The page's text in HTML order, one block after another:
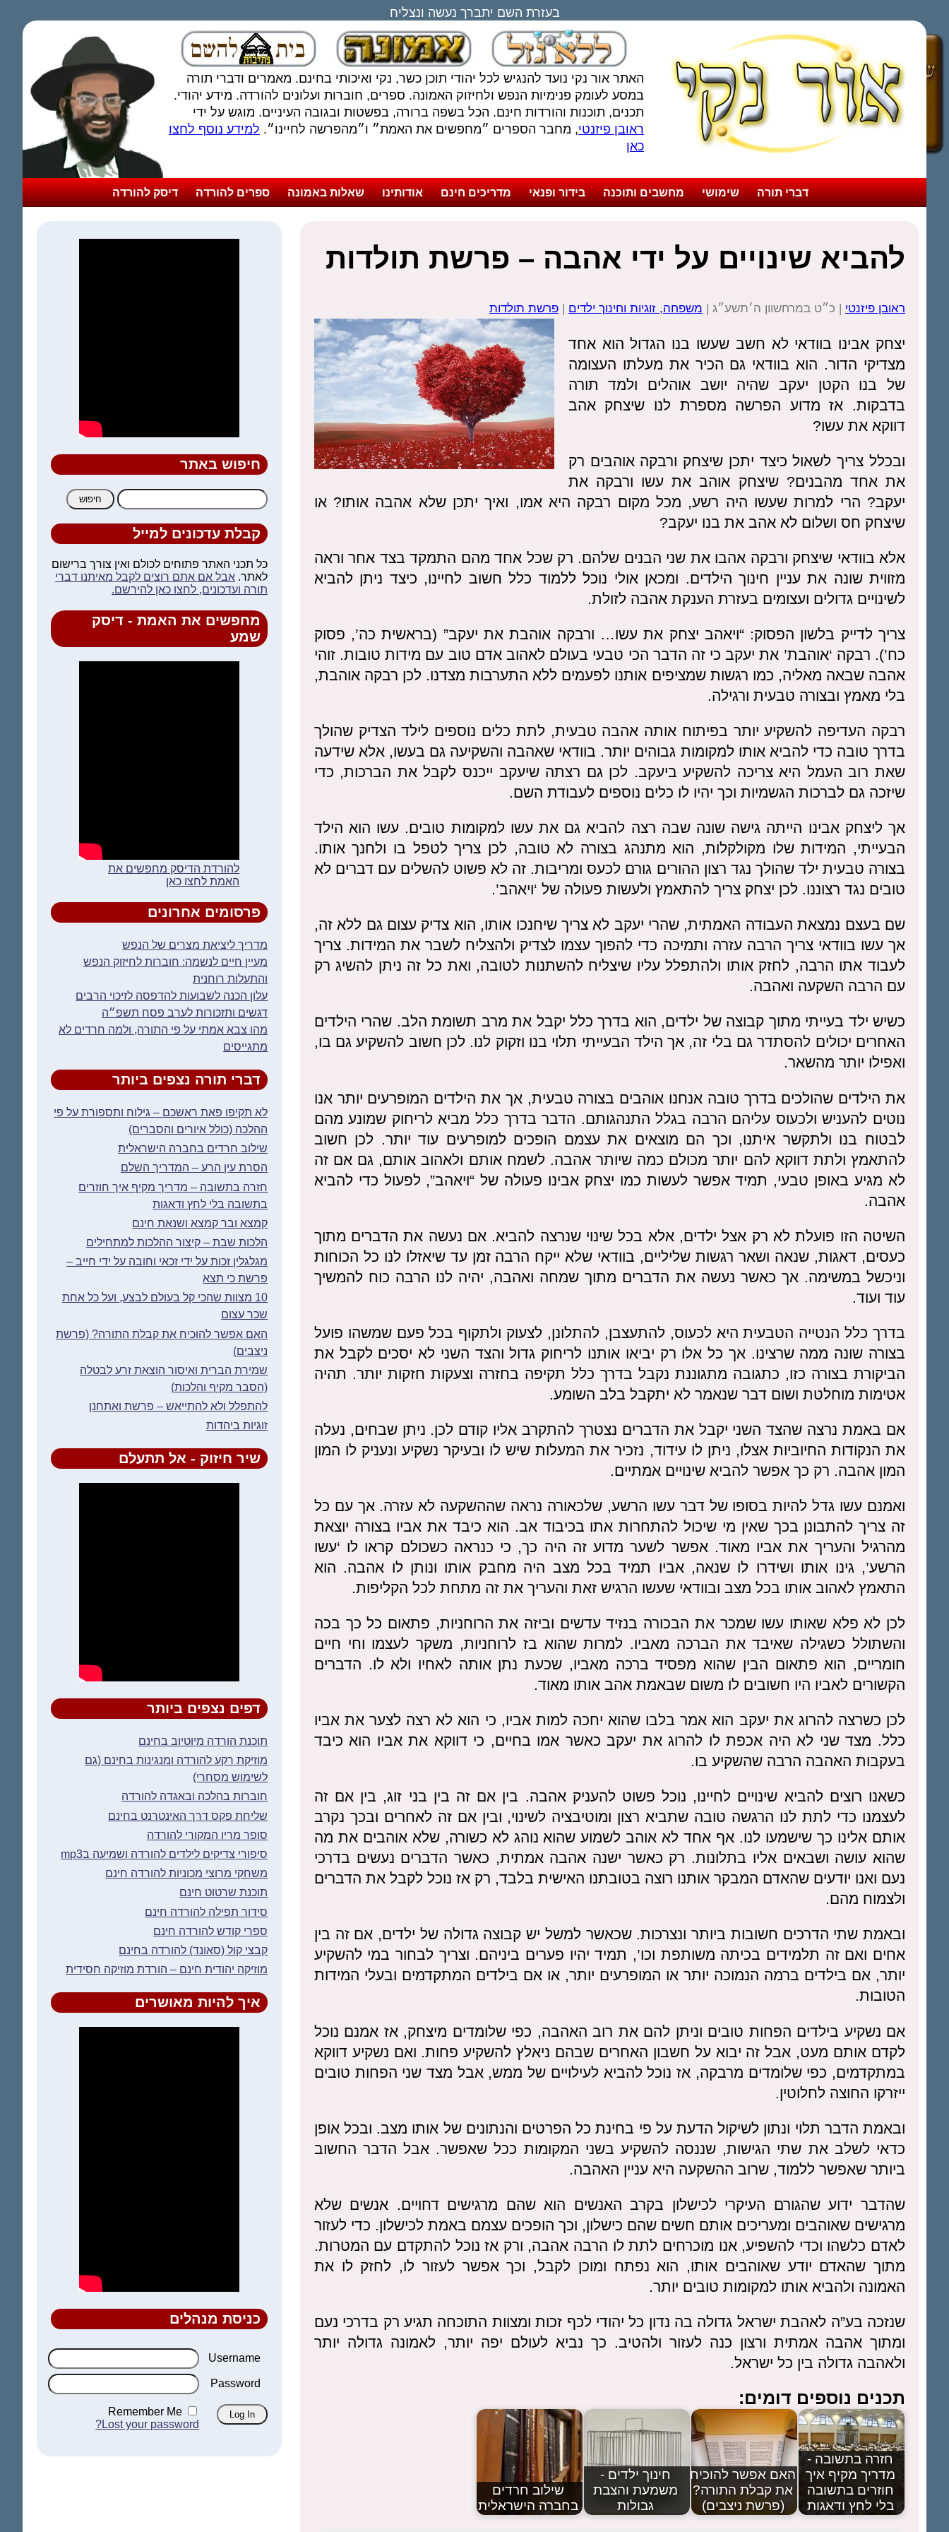
בעזרת השם יתברך נעשה ונצליח
האתר אור נקי נועד להנגיש לכל יהודי תוכן כשר, נקי ואיכותי בחינם. מאמרים ודברי תורה
במסע לעומק פנימיות הנפש ולחיזוק האמונה. ספרים, חוברות ועלונים להורדה. מידע יהודי.
תכנים, תוכנות והורדות חינם. הכל בשפה ברורה, בפשטות ובגובה העיניים. מוגש על ידי
ראובן פיזנטי, מחבר הספרים ״מחפשים את האמת״ ו״מהפרשה לחיינו״. למידע נוסף לחצו
כאן
דברי תורה שימושי מחשבים ותוכנה בידור ופנאי מדריכים חינם אודותינו שאלות באמונה ספרים להורדה דיסק להורדה
להביא שינויים על ידי אהבה – פרשת תולדות
ראובן פיזנטי | כ״ט במרחשוון ה׳תשע״ג | משפחה, זוגיות וחינוך ילדים | פרשת תולדות
יצחק אבינו בוודאי לא חשב שעשו בנו הגדול הוא אחד
מצדיקי הדור. הוא בוודאי גם הכיר את מעלתו העצומה
של בנו הקטן יעקב שהיה יושב אוהלים ולמד תורה
בדבקות. אז מדוע הפרשה מספרת לנו שיצחק אהב
דווקא את עשו?
ובכלל צריך לשאול כיצד יתכן שיצחק ורבקה אוהבים רק
את אחד מהבנים? שיצחק אוהב את עשו ורבקה את
יעקב? הרי למרות שעשו היה רשע, מכל מקום רבקה היא אמו, ואיך יתכן שלא אהבה אותו? או
שיצחק חס ושלום לא אהב את בנו יעקב?
אלא בוודאי שיצחק ורבקה אהבו את שני הבנים שלהם. רק שכל אחד מהם התמקד בצד אחר וראה
מזווית שונה את עניין חינוך הילדים. ומכאן אולי נוכל ללמוד כלל חשוב לחיינו, כיצד ניתן להביא
לשינויים גדולים ועצומים בעזרת הענקת אהבה לזולת.
צריך לדייק בלשון הפסוק: “ויאהב יצחק את עשו… ורבקה אוהבת את יעקב” (בראשית כה’, פסוק
כח’). רבקה ‘אוהבת’ את יעקב כי זה הדבר הכי טבעי בעולם לאהוב אדם טוב עם מידות טובות. זוהי
אהבה שבאה מאליה, כמו רגשות שמציפים אותנו לפעמים ללא התערבות מצדנו. לכן רבקה אוהבת,
בלי מאמץ ובצורה טבעית ורגילה.
רבקה העדיפה להשקיע יותר בפיתוח אותה אהבה טבעית, לתת כלים נוספים לילד הצדיק שהולך
בדרך טובה כדי להביא אותו למקומות גבוהים יותר. בוודאי שאהבה והשקיעה גם בעשו, אלא שידעה
שאת רוב העמל היא צריכה להשקיע ביעקב. לכן גם רצתה שיעקב ייכנס לקבל את הברכות, כדי
שיזכה גם לברכות הגשמיות וכך יהיו לו כלים נוספים לעבודת השם.
אך ליצחק אבינו הייתה גישה שונה שבה רצה להביא גם את עשו למקומות טובים. עשו הוא הילד
הבעייתי, המידות שלו מקולקלות, הוא מתנהג בצורה לא טובה, לכן צריך לטפל בו ולחנך אותו.
בצורה טבעית ילד שהולך נגד רצון ההורים גורם לכעס ומריבות. זה לא פשוט להשלים עם דברים לא
טובים נגד רצוננו. לכן יצחק צריך להתאמץ ולעשות פעולה של ‘ויאהב’.
שם בעצם נמצאת העבודה האמתית, שהרי יעקב לא צריך שיחנכו אותו, הוא צדיק עצום גם ללא זה,
אך עשו בוודאי צריך הרבה עזרה ותמיכה כדי להפוך עצמו לצדיק ולהצליח לשבר את המידות. צריך
לעבוד אתו הרבה, לחזק אותו ולהתפלל עליו שיצליח להשתנות לטובה, ואת כל זה ניתן להשיג רק
עם הרבה השקעה ואהבה.
כשיש ילד בעייתי מתוך קבוצה של ילדים, הוא בדרך כלל יקבל את מרב תשומת הלב. שהרי הילדים
האחרים יכולים להסתדר גם בלי זה, אך הילד הבעייתי תלוי בנו וזקוק לנו. לכן חשוב להשקיע גם בו,
ואפילו יותר מהשאר.
את הילדים שהולכים בדרך טובה אנחנו אוהבים בצורה טבעית, אך את הילדים המופרעים יותר אנו
נוטים להעניש ולכעוס עליהם הרבה בגלל התנהגותם. הדבר בדרך כלל מביא לריחוק שמונע מהם
לבטוח בנו ולתקשר איתנו, וכך הם מוצאים את עצמם הופכים למופרעים עוד יותר. לכן חשוב
להתאמץ ולתת דווקא להם יותר מכולם כמה שיותר אהבה. לשמח אותם ולאהוב אותם, גם אם זה
לא מגיע באופן טבעי, תמיד אפשר לעשות כמו יצחק אבינו פעולה של “ויאהב”, לפעול כדי להביא
אהבה.
השיטה הזו פועלת לא רק אצל ילדים, אלא בכל שינוי שנרצה להביא. אם נעשה את הדברים מתוך
כעסים, דאגות, שנאה ושאר רגשות שליליים, בוודאי שלא ייקח הרבה זמן עד שיאזלו לנו כל הכוחות
וניכשל במשימה. אך כאשר נעשה את הדברים מתוך שמחה ואהבה, יהיה לנו הרבה כוח להמשיך
עוד ועוד.
בדרך כלל הנטייה הטבעית היא לכעוס, להתעצבן, להתלונן, לצעוק ולתקוף בכל פעם שמשהו פועל
בצורה שונה ממה שרצינו. אך כל אלו רק יביאו אותנו לריחוק גדול והצד השני לא יסכים לקבל את
הביקורת בצורה כזו, כתגובה מתגוננת נקבל בדרך כלל תקיפה בחזרה וצעקות חזקות יותר. תהיה
אטימות מוחלטת ושום דבר שנאמר לא יתקבל בלב השומע.
אם באמת נרצה שהצד השני יקבל את הדברים נצטרך להתקרב אליו קודם לכן. ניתן שבחים, נעלה
את הנקודות החיוביות אצלו, ניתן לו עידוד, נזכיר את המעלות שיש לו ובעיקר נשקיע ונעניק לו המון
המון אהבה. רק כך אפשר להביא שינויים אמתיים.
ואמנם עשו גדל להיות בסופו של דבר עשו הרשע, שלכאורה נראה שההשקעה לא עזרה. אך עם כל
זה צריך להתבונן בכך שאין מי שיכול להתחרות אתו בכיבוד אב. הוא כיבד את אביו בצורה יוצאת
מהרגיל והעריך את אביו מאוד. אפשר לשער מדוע זה היה כך, כי כנראה כשכולם קראו לו ‘עשו
הרשע’, גינו אותו ושידרו לו שנאה, אביו תמיד בכל מצב היה מחבק אותו ונותן לו אהבה. הוא
התאמץ לאהוב אותו בכל מצב ובוודאי שעשו הרגיש זאת והעריך את זה מתחת לכל הקליפות.
לכן לא פלא שאותו עשו שמכר את הבכורה בנזיד עדשים וביזה את הרוחניות, פתאום כל כך בכה
והשתולל כשגילה שאיבד את הברכה מאביו. למרות שהוא בז לרוחניות, משקר לעצמו וחי חיים
חומריים, הוא פתאום הבין שהוא מפסיד ברכה מאביו, שכעת נתן אותה לאחיו ולא לו. הדברים
הקשורים לאביו היו חשובים לו משום שבאמת אהב אותו מאוד.
לכן כשרצה להרוג את יעקב הוא אמר בלבו שהוא יחכה למות אביו, כי הוא לא רצה לצער את אביו
כלל. מצד שני לא היה אכפת לו להרוג את יעקב כאשר אמו בחיים, כי דווקא את אביו הוא כיבד
בעקבות האהבה הרבה שהשקיע בו.
כשאנו רוצים להביא שינויים לחיינו, נוכל פשוט להעניק אהבה. בין אם זה בין בני זוג, בין אם זה
לעצמנו כדי לתת לנו הרגשה טובה שתביא רצון ומוטיבציה לשינוי, ובין אם זה לאחרים ובכך נקרב
אותם אלינו כך שישמעו לנו. אף אחד לא אוהב לשמוע שהוא נוהג לא כשורה, שלא אוהבים את מה
שהוא עושה ושבאים אליו בתלונות. רק כאשר ישנה אהבה אמתית, כאשר הדברים נעשים בדרכי
נעם ואנו יודעים שהאדם המבקר אותנו רוצה בטובתנו האישית בלבד, רק אז נוכל לקבל את הדברים
ולצמוח מהם.
ובאמת שתי הדרכים חשובות ביותר ונצרכות. שכאשר למשל יש קבוצה גדולה של ילדים, אם זה בין
אחים ואם זה תלמידים בכיתה משותפת וכו’, תמיד יהיו פערים ביניהם. וצריך לבחור במי להשקיע
יותר, אם בילדים ברמה הנמוכה יותר או המופרעים יותר, או אם בילדים המתקדמים ובעלי המידות
הטובות.
אם נשקיע בילדים הפחות טובים וניתן להם את רוב האהבה, כפי שלומדים מיצחק, אז אמנם נוכל
לקדם אותם מעט, אבל זה יבוא על חשבון האחרים שבהם ניאלץ להשקיע פחות. ואם נשקיע דווקא
במתקדמים, כפי שלומדים מרבקה, אז נוכל להביא לעילויים של ממש, אבל מצד שני הפחות טובים
ייזרקו החוצה לחלוטין.
ובאמת הדבר תלוי ונתון לשיקול הדעת על פי בחינת כל הפרטים והנתונים של אותו מצב. ובכל אופן
כדאי לשלב את שתי הגישות, שננסה להשקיע בשני המקומות ככל שאפשר. אבל הדבר החשוב
ביותר שאפשר ללמוד, שרוב ההשקעה היא עניין האהבה.
שהדבר ידוע שהגורם העיקרי לכישלון בקרב האנשים הוא שהם מרגישים דחויים. אנשים שלא
מרגישים שאוהבים ומעריכים אותם חשים שהם כישלון, וכך הופכים עצמם באמת לכישלון. כדי לעזור
לאדם כלשהו וכדי להשפיע, אנו מוכרחים לתת לו הרבה אהבה, ורק אז נוכל להתקדם עם המטרות.
מתוך שהאדם יודע שאוהבים אותו, הוא נפתח ומוכן לקבל, וכך אפשר לעזור לו, לחזק לו את
האמונה ולהביא אותו למקומות טובים יותר.
שנזכה בע”ה לאהבת ישראל גדולה בה נדון כל יהודי לכף זכות ומצוות התוכחה תגיע רק בדרכי נעם
ומתוך אהבה אמתית ורצון כנה לעזור ולהטיב. כך נביא לעולם יפה יותר, לאמונה גדולה יותר
ולאהבה גדולה בין כל ישראל.
תכנים נוספים דומים:
חזרה בתשובה -
מדריך מקיף איך
חוזרים בתשובה
בלי לחץ ודאגות
האם אפשר להוכיח
את קבלת התורה?
(פרשת ניצבים)
חינוך ילדים -
משמעת והצבת
גבולות
שילוב חרדים
בחברה הישראלית
חיפוש באתר
חיפוש:
קבלת עדכונים למייל
כל תכני האתר פתוחים לכולם ואין צורך ברישום
לאתר. אבל אם אתם רוצים לקבל מאיתנו דברי
תורה ועדכונים, לחצו כאן להירשם.
מחפשים את האמת - דיסק
שמע
להורדת הדיסק מחפשים את
האמת לחצו כאן
פרסומים אחרונים
מדריך ליציאת מצרים של הנפש
מעיין חיים לנשמה: חוברות לחיזוק הנפש
והתעלות רוחנית
עלון הכנה לשבועות להדפסה לזיכוי הרבים
דגשים ותזכורות לערב פסח תשפ״ה
מהו צבא אמתי על פי התורה, ולמה חרדים לא
מתגייסים
דברי תורה נצפים ביותר
לא תקיפו פאת ראשכם – גילוח ותספורת על פי
ההלכה (כולל איורים והסברים)
שילוב חרדים בחברה הישראלית
הסרת עין הרע – המדריך השלם
חזרה בתשובה – מדריך מקיף איך חוזרים
בתשובה בלי לחץ ודאגות
קמצא ובר קמצא ושנאת חינם
הלכות שבת – קיצור ההלכות למתחילים
מגלגלין זכות על ידי זכאי וחובה על ידי חייב –
פרשת כי תצא
10 מצוות שהכי קל בעולם לבצע, ועל כל אחת
שכר עצום
האם אפשר להוכיח את קבלת התורה? (פרשת
ניצבים)
שמירת הברית ואיסור הוצאת זרע לבטלה
(הסבר מקיף והלכות)
להתפלל ולא להתייאש – פרשת ואתחנן
זוגיות ביהדות
שיר חיזוק - אל תתעלם
דפים נצפים ביותר
תוכנת הורדה מיוטיוב בחינם
מוזיקת רקע להורדה ומנגינות בחינם (גם
לשימוש מסחרי)
חוברות בהלכה ובאגדה להורדה
שליחת פקס דרך האינטרנט בחינם
סופר מריו המקורי להורדה
סיפורי צדיקים לילדים להורדה ושמיעה בmp3
משחקי מרוצי מכוניות להורדה חינם
תוכנת שרטוט חינם
סידור תפילה להורדה חינם
ספרי קודש להורדה חינם
קבצי קול (סאונד) להורדה בחינם
מוזיקה יהודית חינם – הורדת מוזיקה חסידית
איך להיות מאושרים
כניסת מנהלים
Username
Password
Remember Me
Lost your password?